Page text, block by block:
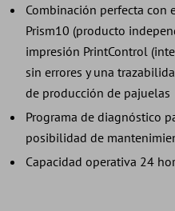
Combinación perfecta
Prism10 (producto
impresión PrintControl
sin errores y una
de producción de pajuelas
Programa de diagnóstico
posibilidad de
Capacidad operativa 24